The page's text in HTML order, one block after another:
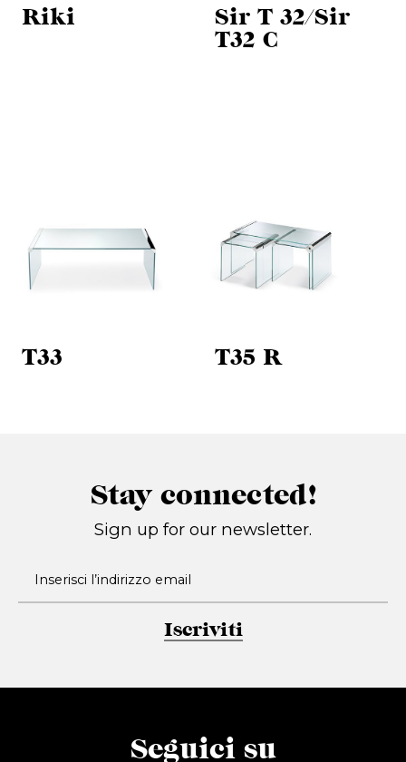
Riki
Sir T 32/Sir
T32 C
T33 T35 R
Stay connected!
Sign up for our newsletter.
Iscriviti
Seguici su